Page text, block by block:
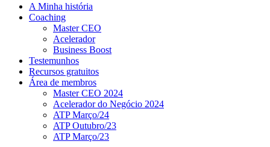
A Minha história
Coaching
Master CEO
Acelerador
Business Boost
Testemunhos
Recursos gratuitos
Área de membros
Master CEO 2024
Acelerador do Negócio 2024
ATP Março/24
ATP Outubro/23
ATP Março/23